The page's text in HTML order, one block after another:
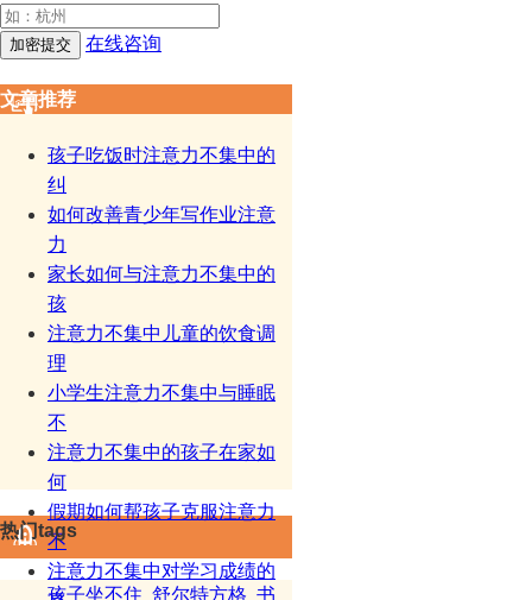
在线咨询
文章推荐
孩子吃饭时注意力不集中的
纠
如何改善青少年写作业注意
力
家长如何与注意力不集中的
孩
注意力不集中儿童的饮食调
理
小学生注意力不集中与睡眠
不
注意力不集中的孩子在家如
何
假期如何帮孩子克服注意力
不
注意力不集中对学习成绩的
热门tags
孩子坐不住 舒尔特方格 书